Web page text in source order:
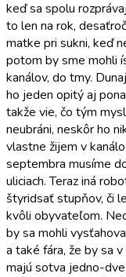
keď sa spolu
to len na rok,
matke pri sukni, keď
potom by sme mohli
kanálov, do tmy.
ho jeden opitý aj
takže vie, čo tým
neubráni, neskôr ho
vlastne žijem v
septembra musíme
uliciach. Teraz iná
štyridsať stupňov, či
kvôli obyvateľom.
by sa mohli
a také fára, že by sa
majú sotva jedno-